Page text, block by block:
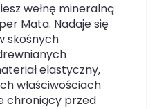
wełnę mineralną
Mata. Nadaje się
skośnych
elastyczny,
właściwościach
chroniący przed